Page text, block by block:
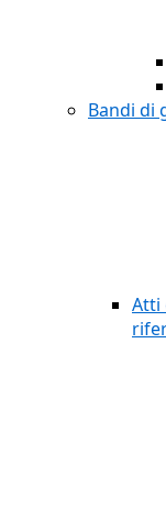
Bandi di
Atti